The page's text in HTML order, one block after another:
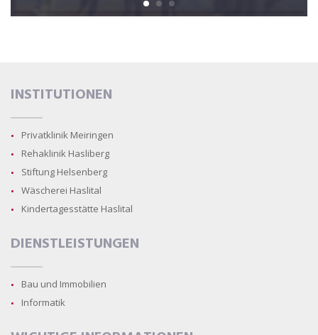
INSTITUTIONEN
Privatklinik Meiringen
Rehaklinik Hasliberg
Stiftung Helsenberg
Wäscherei Haslital
Kindertagesstätte Haslital
DIENSTLEISTUNGEN
Bau und Immobilien
Informatik